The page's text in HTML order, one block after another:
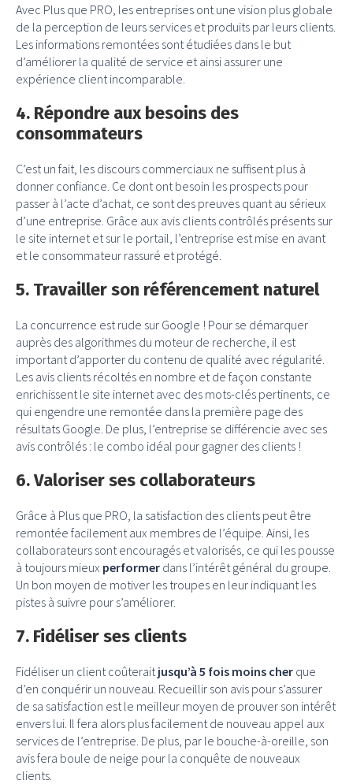
Avec Plus que PRO, les entreprises ont une vision plus globale
de la perception de leurs services et produits par leurs clients.
Les informations remontées sont étudiées dans le but
d’améliorer la qualité de service et ainsi assurer une
expérience client incomparable.
4. Répondre aux besoins des
consommateurs
C’est un fait, les discours commerciaux ne suffisent plus à
donner confiance. Ce dont ont besoin les prospects pour
passer à l’acte d’achat, ce sont des preuves quant au sérieux
d’une entreprise. Grâce aux avis clients contrôlés présents sur
le site internet et sur le portail, l’entreprise est mise en avant
et le consommateur rassuré et protégé.
5. Travailler son référencement naturel
La concurrence est rude sur Google ! Pour se démarquer
auprès des algorithmes du moteur de recherche, il est
important d’apporter du contenu de qualité avec régularité.
Les avis clients récoltés en nombre et de façon constante
enrichissent le site internet avec des mots-clés pertinents, ce
qui engendre une remontée dans la première page des
résultats Google. De plus, l’entreprise se différencie avec ses
avis contrôlés : le combo idéal pour gagner des clients !
6. Valoriser ses collaborateurs
Grâce à Plus que PRO, la satisfaction des clients peut être
remontée facilement aux membres de l’équipe. Ainsi, les
collaborateurs sont encouragés et valorisés, ce qui les pousse
à toujours mieux performer dans l’intérêt général du groupe.
Un bon moyen de motiver les troupes en leur indiquant les
pistes à suivre pour s’améliorer.
7. Fidéliser ses clients
Fidéliser un client coûterait jusqu’à 5 fois moins cher que
d’en conquérir un nouveau. Recueillir son avis pour s’assurer
de sa satisfaction est le meilleur moyen de prouver son intérêt
envers lui. Il fera alors plus facilement de nouveau appel aux
services de l’entreprise. De plus, par le bouche-à-oreille, son
avis fera boule de neige pour la conquête de nouveaux
clients.